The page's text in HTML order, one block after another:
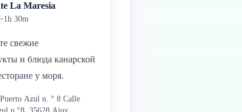
La Maresia
•1h 30m
свежие
и блюда канарской
у моря.
Azul n. ° 8 Calle